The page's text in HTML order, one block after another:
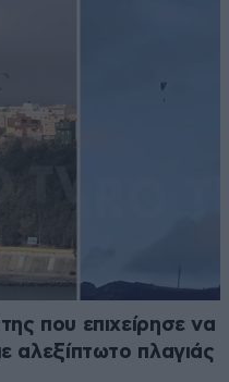
που επιχείρησε να
αλεξίπτωτο πλαγιάς